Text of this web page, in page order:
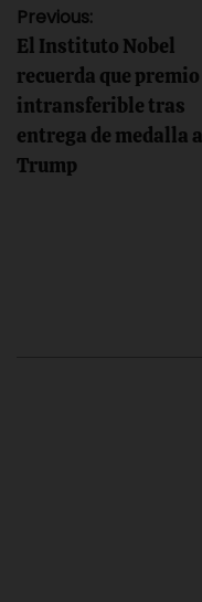
de
entradas
Previous:
El Instituto Nobel
recuerda que premio
intransferible tras
entrega de medalla a
Trump